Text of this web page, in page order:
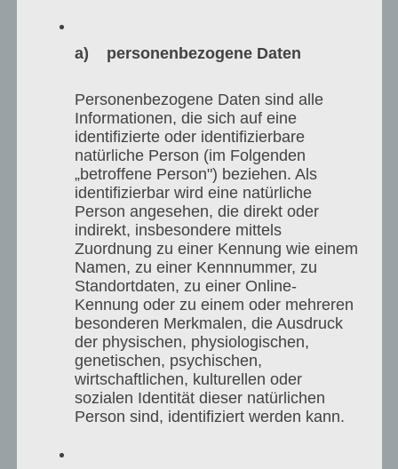
ელექტრონულ ხმის მიცემაზე გადასვლა
იქნება საქართველოს პასუხი იმ გამოწვევებსა
დიგიტალიზაციის ერა და გლობალიზაცია
გვიქმნის.
ესტონეთი, შვეიცარია, საფრანგეთი და
ნორვეგია წარმატებულად მუშაობენ
ელექტრონული ხმის მიცემის სისტემის
დანერგვაზე.
ამ მხრივ ყველაზე წარმატებულ ქვეყნად
გვევლინება ესტონეთი, რომელიც
პრაქტიკულად 2005 წლიდან საყოველთაო
და ინსტიტუციონალიზირებული
ელექტრონული ხმის მიცემის სისტემით
a) personenbezogene Daten
Personenbezogene Daten sind alle
Informationen, die sich auf eine
identifizierte oder identifizierbare
natürliche Person (im Folgenden
„betroffene Person") beziehen. Als
identifizierbar wird eine natürliche
Person angesehen, die direkt oder
indirekt, insbesondere mittels
Zuordnung zu einer Kennung wie einem
Namen, zu einer Kennnummer, zu
Standortdaten, zu einer Online-
Kennung oder zu einem oder mehreren
besonderen Merkmalen, die Ausdruck
der physischen, physiologischen,
genetischen, psychischen,
wirtschaftlichen, kulturellen oder
sozialen Identität dieser natürlichen
Person sind, identifiziert werden kann.